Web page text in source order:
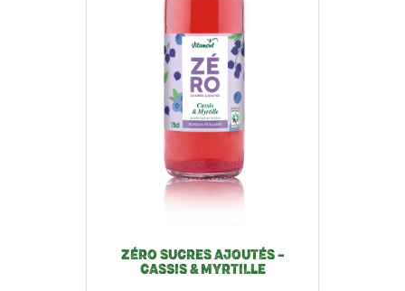
ZÉRO SUCRES AJOUTÉS –
CASSIS & MYRTILLE